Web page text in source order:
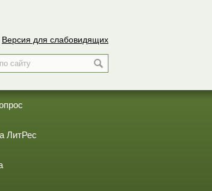
Версия для слабовидящих
ЛитРес